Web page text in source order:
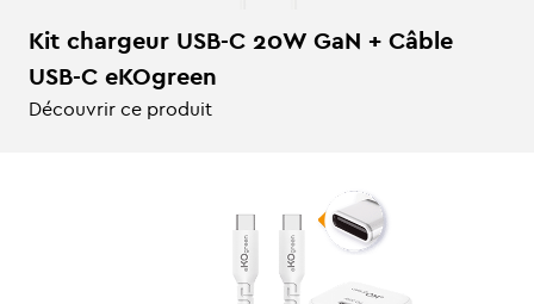
Kit chargeur USB-C 20W GaN + Câble
USB-C eKOgreen
Découvrir ce produit